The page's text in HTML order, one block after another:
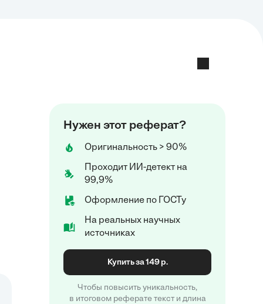
Нужен этот реферат?
Оригинальность > 90%
Проходит ИИ-детект на
99,9%
Оформление по ГОСТу
На реальных научных
источниках
Купить за 149 р.
Чтобы повысить уникальность,
в итоговом реферате текст и длина